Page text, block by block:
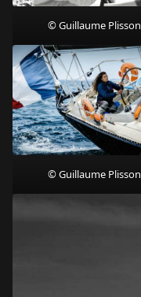
© Guillaume Plisson
© Guillaume Plisson